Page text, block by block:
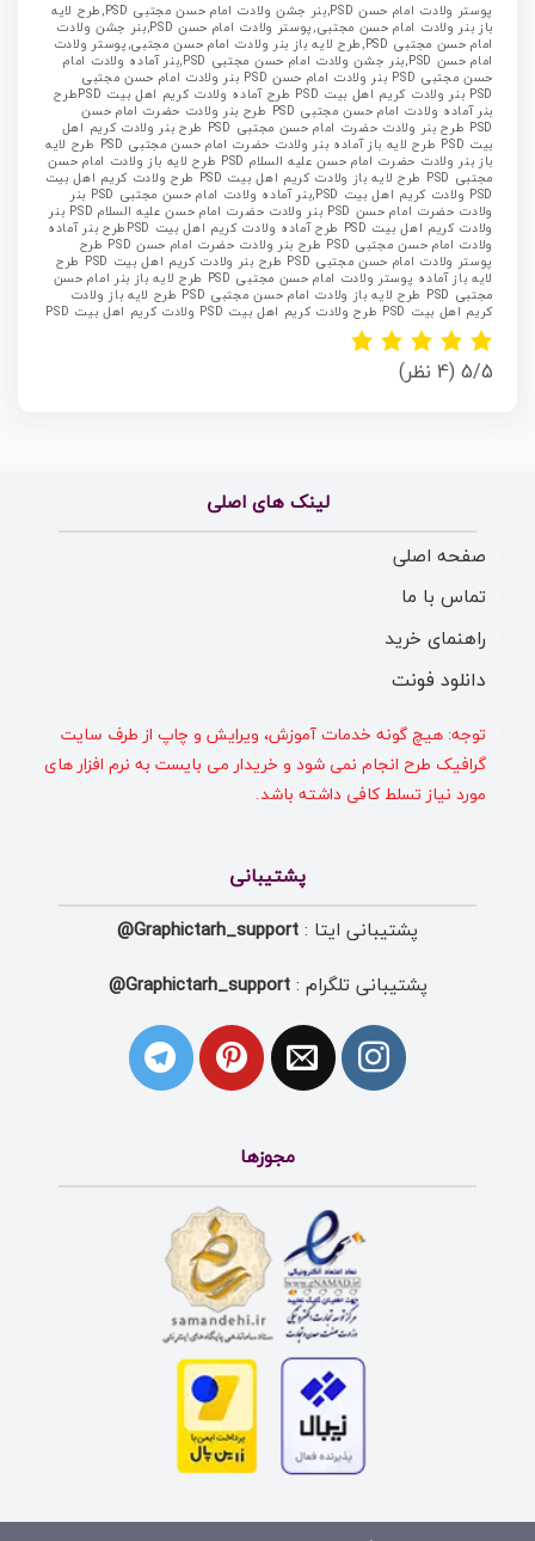
پوستر ولادت امام حسن PSD,بنر جشن ولادت امام حسن مجتبی PSD,
طرح لایه
باز بنر ولادت امام حسن مجتبی,پوستر ولادت امام حسن PSD,بنر جشن ولادت
امام حسن مجتبی PSD,
طرح لایه باز بنر ولادت امام حسن مجتبی,پوستر ولادت
امام حسن PSD,بنر جشن ولادت امام حسن مجتبی PSD,بنر آماده ولادت امام
حسن مجتبی PSD بنر ولادت امام حسن PSD بنر ولادت امام حسن مجتبی
PSD بنر ولادت کریم اهل بیت PSD طرح آماده ولادت کریم اهل بیت PSDطرح
بنر آماده ولادت امام حسن مجتبی PSD طرح بنر ولادت حضرت امام حسن
PSD طرح بنر ولادت حضرت امام حسن مجتبی PSD طرح بنر ولادت کریم اهل
بیت PSD طرح لایه باز آماده بنر ولادت حضرت امام حسن مجتبی PSD طرح لایه
باز بنر ولادت حضرت امام حسن علیه السلام PSD طرح لایه باز ولادت امام حسن
مجتبی PSD طرح لایه باز ولادت کریم اهل بیت PSD طرح ولادت کریم اهل بیت
PSD ولادت کریم اهل بیت PSD
,بنر آماده ولادت امام حسن مجتبی PSD بنر
ولادت حضرت امام حسن PSD بنر ولادت حضرت امام حسن علیه السلام PSD بنر
ولادت کریم اهل بیت PSD طرح آماده ولادت کریم اهل بیت PSDطرح بنر آماده
ولادت امام حسن مجتبی PSD طرح بنر ولادت حضرت امام حسن PSD طرح
پوستر ولادت امام حسن مجتبی PSD طرح بنر ولادت کریم اهل بیت PSD طرح
لایه باز آماده پوستر ولادت امام حسن مجتبی PSD طرح لایه باز بنر امام حسن
مجتبی PSD طرح لایه باز ولادت امام حسن مجتبی PSD طرح لایه باز ولادت
کریم اهل بیت PSD طرح ولادت کریم اهل بیت PSD ولادت کریم اهل بیت PSD
5/5 (4 نظر)
لینک های اصلی
صفحه اصلی
تماس با ما
راهنمای خرید
دانلود فونت
توجه: هیچ گونه خدمات آموزش، ویرایش و چاپ از طرف سایت
گرافیک طرح انجام نمی شود و خریدار می بایست به نرم افزار های
مورد نیاز تسلط کافی داشته باشد.
پشتیبانی
پشتیبانی ایتا : Graphictarh_support@
پشتیبانی تلگرام :Graphictarh_support@
مجوزها